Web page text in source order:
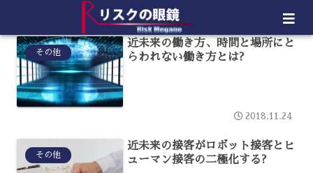
その他
近未来の働き方、時間と場所にと
らわれない働き方とは?
2018.11.24
その他
近未来の接客がロボット接客とヒ
ューマン接客の二極化する?